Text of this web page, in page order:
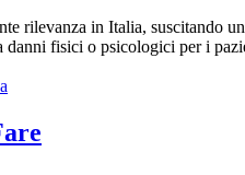
rilevanza in Italia, suscitando
danni fisici o psicologici per i